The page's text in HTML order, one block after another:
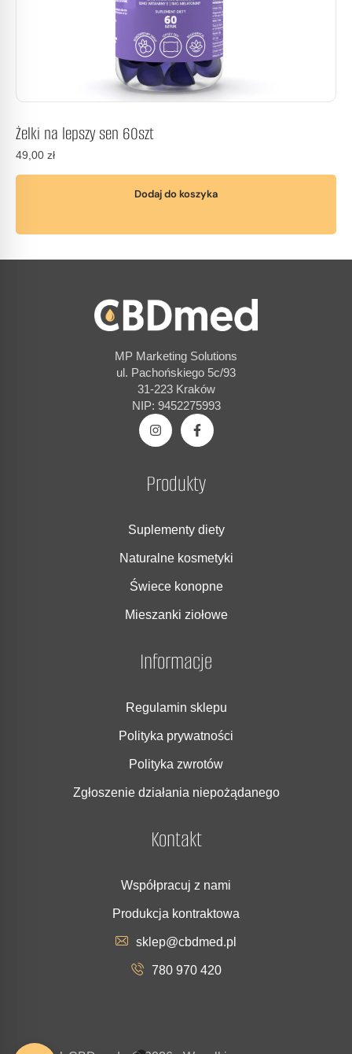
Żelki na lepszy sen 60szt
49,00 zł
Dodaj do koszyka
MP Marketing Solutions
ul. Pachońskiego 5c/93
31-223 Kraków
NIP: 9452275993
Produkty
Suplementy diety
Naturalne kosmetyki
Świece konopne
Mieszanki ziołowe
Informacje
Regulamin sklepu
Polityka prywatności
Polityka zwrotów
Zgłoszenie działania niepożądanego
Kontakt
Współpracuj z nami
Produkcja kontraktowa
sklep@cbdmed.pl
780 970 420